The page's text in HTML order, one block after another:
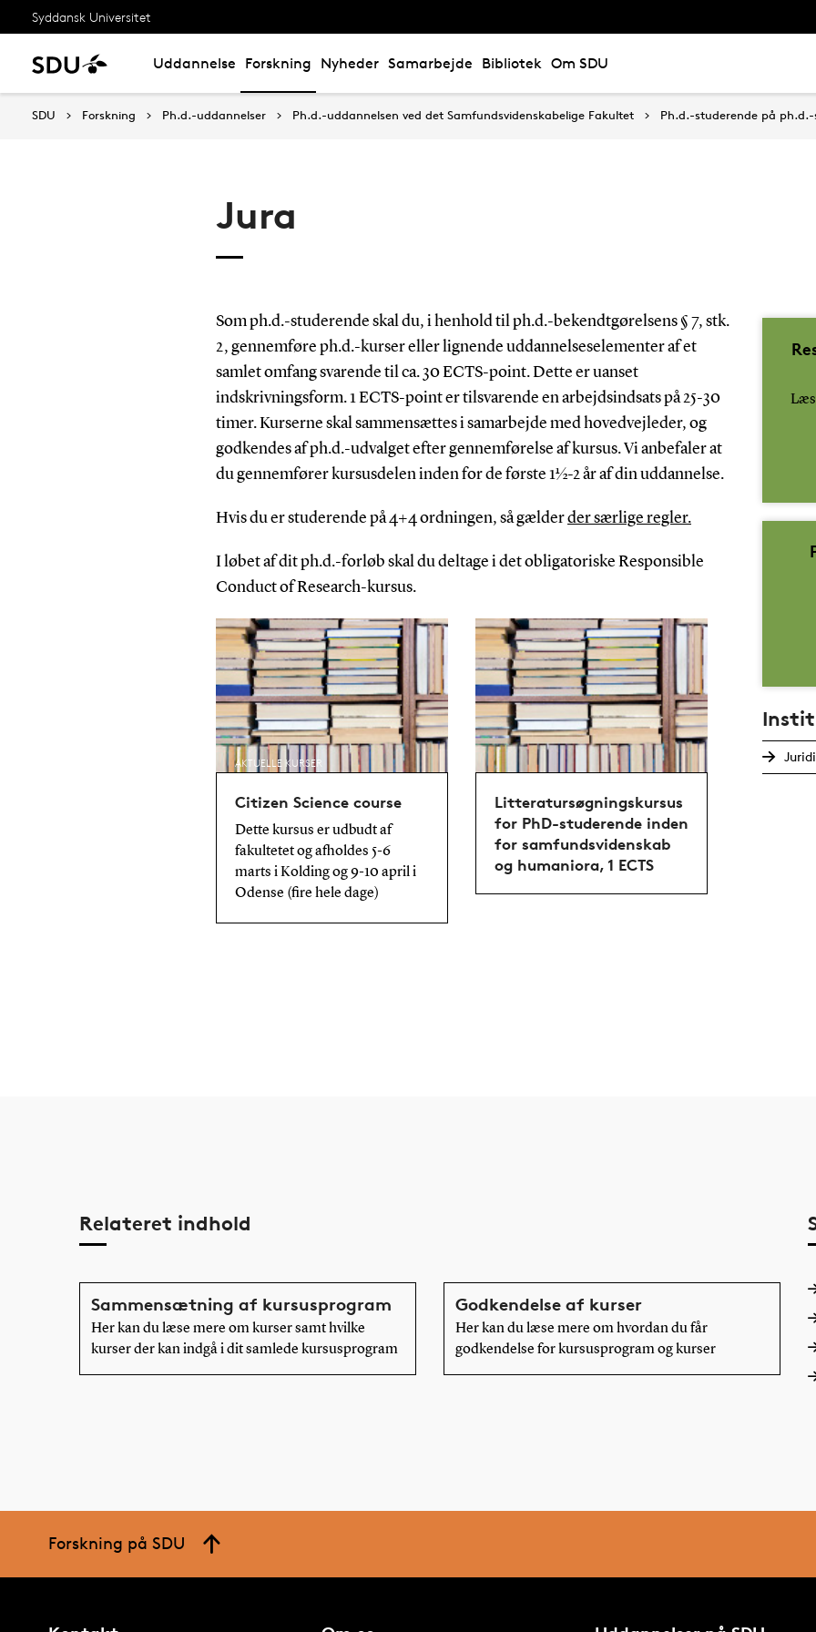
Syddansk Universitet
Uddannelse Forskning Nyheder Samarbejde Bibliotek Om SDU
SDU Forskning Ph.d.-uddannelser Ph.d.-uddannelsen ved det Samfundsvidenskabelige Fakultet Ph.d.-studerende på
Jura
Som ph.d.-studerende skal du, i henhold til ph.d.-bekendtgørelsens § 7, stk.
2, gennemføre ph.d.-kurser eller lignende uddannelseselementer af et
samlet omfang svarende til ca. 30 ECTS-point. Dette er uanset
indskrivningsform. 1 ECTS-point er tilsvarende en arbejdsindsats på 25-30
timer.Kurserne skal sammensættes i samarbejde med hovedvejleder, og
godkendes af ph.d.-udvalget efter gennemførelse af kursus.Vi anbefaler at
du gennemfører kursusdelen inden for de første 1½-2 år af din uddannelse.
Hvis du er studerende på 4+4 ordningen, så gælderder særlige regler.
I løbet af dit ph.d.-forløb skal du deltage i det obligatoriske Responsible
Conduct of Research-kursus.
AKTUELLE KURSER
Citizen Science course
Dette kursus er udbudt af
fakultetet og afholdes 5-6
marts i Kolding og 9-10 april i
Odense (fire hele dage)
Litteratursøgningskursus
for PhD-studerende inden
for samfundsvidenskab
og humaniora, 1 ECTS
Læs
Relateret indhold
Sammensætning af kursusprogram
Her kan du læse mere om kurser samt hvilke
kurser der kan indgå i dit samlede kursusprogram
Godkendelse af kurser
Her kan du læse mere om hvordan du får
godkendelse for kursusprogram og kurser
Forskning på SDU